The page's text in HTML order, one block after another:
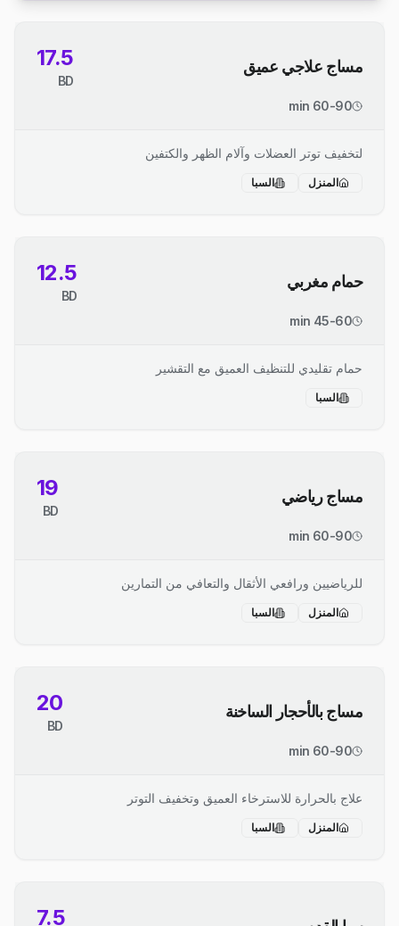
مساج علاجي عميق 17.5
BD
60-90 min
لتخفيف توتر العضلات وآلام الظهر والكتفين
المنزل السبا
حمام مغربي 12.5
BD
45-60 min
حمام تقليدي للتنظيف العميق مع التقشير
السبا
مساج رياضي 19
BD
60-90 min
للرياضيين ورافعي الأثقال والتعافي من التمارين
المنزل السبا
مساج بالأحجار الساخنة 20
BD
60-90 min
علاج بالحرارة للاسترخاء العميق وتخفيف التوتر
المنزل السبا
7.5